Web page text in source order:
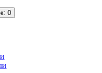
: 0